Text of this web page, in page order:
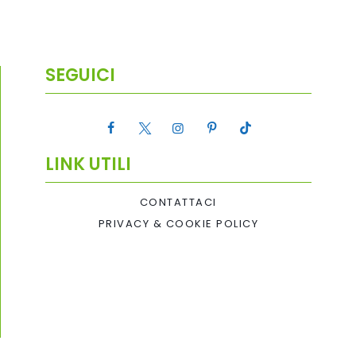
SEGUICI
LINK UTILI
CONTATTACI
PRIVACY & COOKIE POLICY